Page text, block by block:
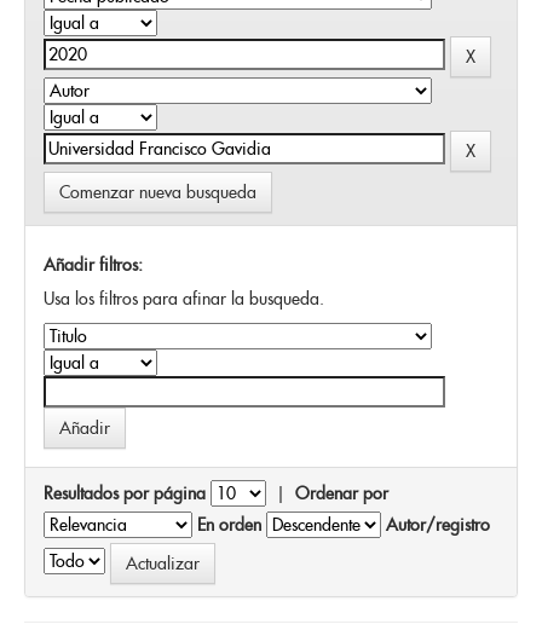
Comenzar nueva busqueda
Añadir filtros:
Usa los filtros para afinar la busqueda.
Resultados por página | Ordenar por
En orden
Autor/registro